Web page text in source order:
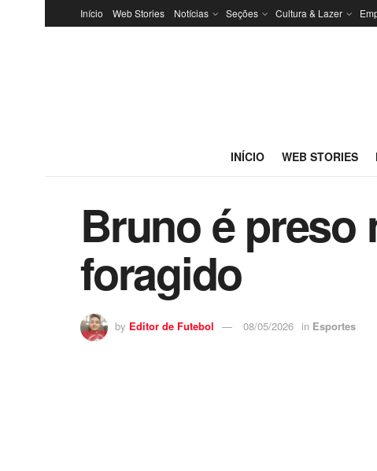
Início Web Stories Notícias Seções Cultura & Lazer
INÍCIO WEB STORIES
Bruno é preso
foragido
by Editor de Futebol 08/05/2026 in Esportes